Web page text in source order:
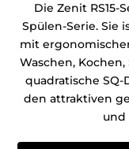
Die Zenit
Spülen-Serie. Sie
mit
Waschen,
quadratische
den attraktiven
und